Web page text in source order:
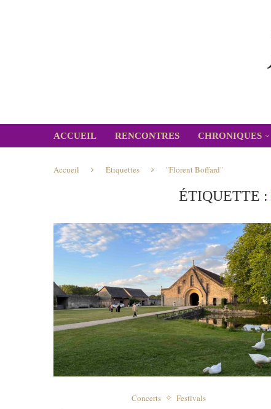
ACCUEIL RENCONTRES CHRONIQUES
Accueil Étiquettes "Florent Boffard"
ÉTIQUETTE :
Concerts Festivals